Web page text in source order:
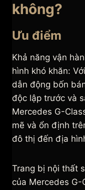
không?
Ưu điểm
Khả năng vận
hình khó khăn:
dẫn động bốn
độc lập trước và
Mercedes G-
mẽ và ổn định
đô thị đến địa
Trang bị nội thất
của Mercedes